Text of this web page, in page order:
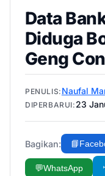
Data
Diduga
Geng
PENULIS: Naufal
DIPERBARUI: 23
Bagikan: 📘
💬WhatsApp